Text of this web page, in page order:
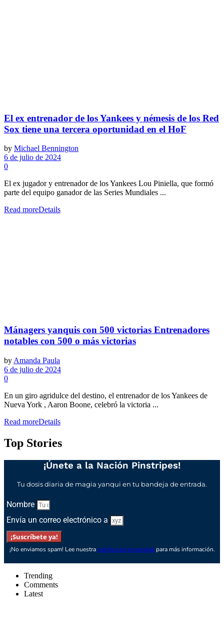
El ex entrenador de los Yankees y némesis de los Red
Sox tiene una tercera oportunidad en el HoF
by Michael Bennington
6 de julio de 2024
0
El ex jugador y entrenador de los Yankees Lou Piniella, que formó
parte del equipo ganador de las Series Mundiales ...
Read moreDetails
Mánagers yanquis con 500 victorias Entrenadores
notables con 500 o más victorias
by Amanda Paula
6 de julio de 2024
0
En un giro agridulce del destino, el entrenador de los Yankees de
Nueva York , Aaron Boone, celebró la victoria ...
Read moreDetails
Top Stories
¡Únete a la Nación Pinstripes!
Tu dosis diaria de magia yanqui en tu bandeja de entrada.
Nombre
Envía un correo electrónico a
¡Suscríbete ya!
¡No enviamos spam! Lee nuestra política de privacidad para más información.
Trending
Comments
Latest